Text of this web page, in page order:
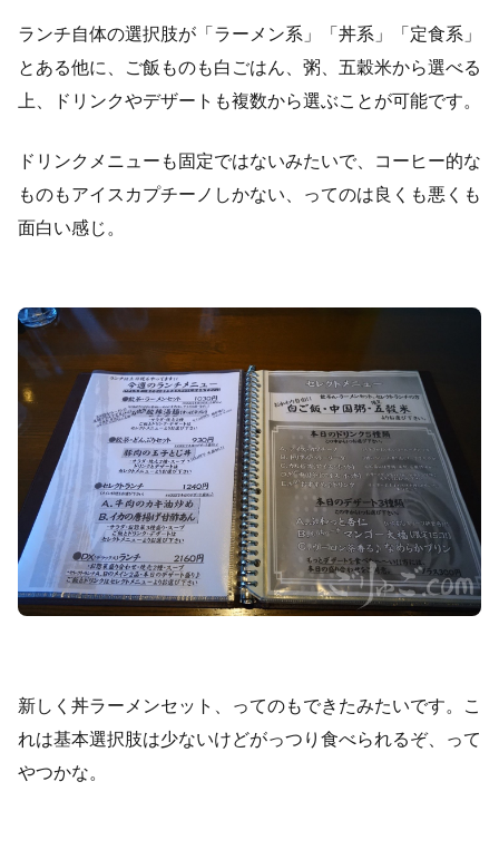
ランチ自体の選択肢が「ラーメン系」「丼系」「定食系」
とある他に、ご飯ものも白ごはん、粥、五穀米から選べる
上、ドリンクやデザートも複数から選ぶことが可能です。
ドリンクメニューも固定ではないみたいで、コーヒー的な
ものもアイスカプチーノしかない、ってのは良くも悪くも
面白い感じ。
新しく丼ラーメンセット、ってのもできたみたいです。こ
れは基本選択肢は少ないけどがっつり食べられるぞ、って
やつかな。